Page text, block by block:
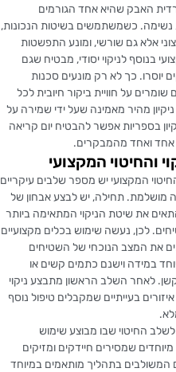
האבק שהיא אחד הגורמים
נשימה. כשמשתמשים בשיטות הנכונות,
אלא גם שורשי, ומונע התפשטות
בנוסף לניקוי יסודי, מבטיח שגם
יוסרו. כך לא רק מונעים סכנות
שומרים על חוויית ביקור חיובית לכל
מהיר מאמינה שעל ידי שמירה על
בספריות אפשר להבטיח יום קריאה
אחד ואחד מהמבקרים.
והחיטוי המקצועי
המקצועי יש מספר שלבים עיקריים
מושלמת. תחילה, יש לבצע אבחון של
את שיטת הניקוי המתאימה ביותר
לכן, נעשה שימוש בכלים מקצועיים
את המצב הנוכחי של השטיחים
במידה וישנם כתמים קשים או
לאחר השלב הראשון מתבצע ניקוי
בעייתיים שמקבלים טיפול נוסף
החיטוי שבו מבוצע שימוש
שמסירים חיידקים ומזיקים
המשולבים בתהליך מותאמים במיוחד